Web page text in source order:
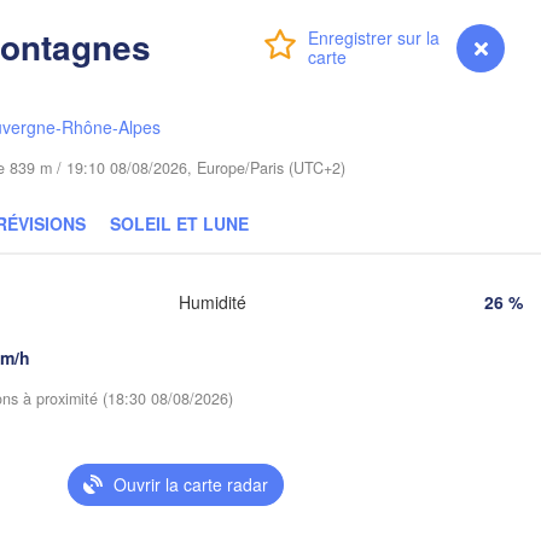
Connexion Premium myVentusky Prévisions
Rhône-Alpes
839 m / 19:10 08/08/2026, Europe/Paris (UTC+2)
SOLEIL ET LUNE
h
Humidité 26 %
à proximité (18:30 08/08/2026)
Ouvrir la carte radar
Warszawa
Łódź
Dresden
Zielona Góra
POLOGNE
Graz